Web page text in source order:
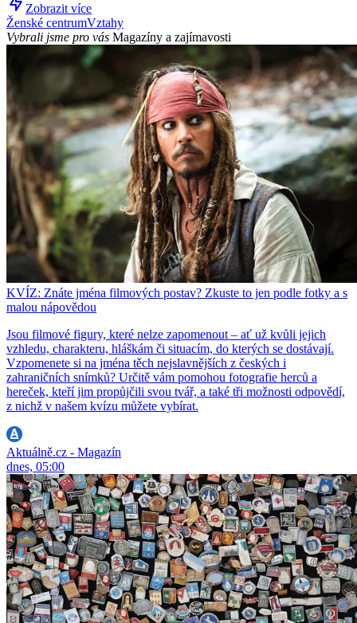
Zobrazit více
Ženské centrumVztahy
Vybrali jsme pro vás Magazíny a zajímavosti
KVÍZ: Znáte jména filmových postav? Zkuste to jen podle fotky a s
malou nápovědou
Jsou filmové figury, které nelze zapomenout – ať už kvůli jejich
vzhledu, charakteru, hláškám či situacím, do kterých se dostávají.
Vzpomenete si na jména těch nejslavnějších z českých i
zahraničních snímků? Určitě vám pomohou fotografie herců a
hereček, kteří jim propůjčili svou tvář, a také tři možnosti odpovědí,
z nichž v našem kvízu můžete vybírat.
Aktuálně.cz - Magazín
dnes, 05:00